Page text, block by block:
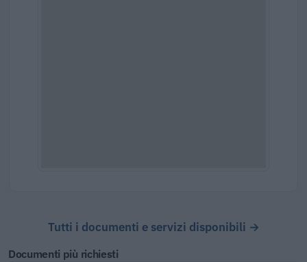
Tutti i documenti e servizi disponibili →
Documenti più richiesti